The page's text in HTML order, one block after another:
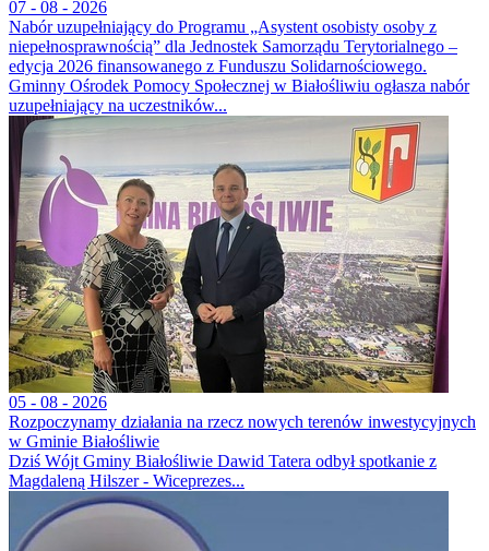
07 - 08 - 2026
Nabór uzupełniający do Programu „Asystent osobisty osoby z
niepełnosprawnością” dla Jednostek Samorządu Terytorialnego –
edycja 2026 finansowanego z Funduszu Solidarnościowego.
Gminny Ośrodek Pomocy Społecznej w Białośliwiu ogłasza nabór
uzupełniający na uczestników...
05 - 08 - 2026
Rozpoczynamy działania na rzecz nowych terenów inwestycyjnych
w Gminie Białośliwie
Dziś Wójt Gminy Białośliwie Dawid Tatera odbył spotkanie z
Magdaleną Hilszer - Wiceprezes...